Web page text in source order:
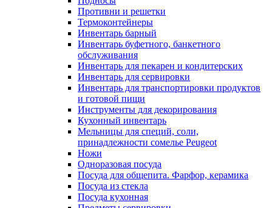
Противни и решетки
Термоконтейнеры
Инвентарь барный
Инвентарь буфетного, банкетного
обслуживания
Инвентарь для пекарен и кондитерских
Инвентарь для сервировки
Инвентарь для транспортировки продуктов
и готовой пищи
Инструменты для декорирования
Кухонный инвентарь
Мельницы для специй, соли,
принадлежности сомелье Peugeot
Ножи
Одноразовая посуда
Посуда для общепита. Фарфор, керамика
Посуда из стекла
Посуда кухонная